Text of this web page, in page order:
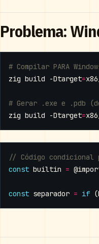
Problema:
# Compilar PARA
zig build -Dtarget=
# Gerar .exe e .pdb
zig build -Dtarget=
const builtin =
const separador = if (